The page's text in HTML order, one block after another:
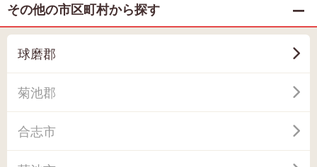
その他の市区町村から探す
球磨郡
菊池郡
合志市